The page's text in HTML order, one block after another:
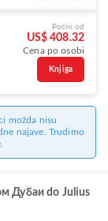
Počni od
US$ 408.32
Cena po osobi
Knjiga
možda nisu
najave. Trudimo
Дубаи do Julius